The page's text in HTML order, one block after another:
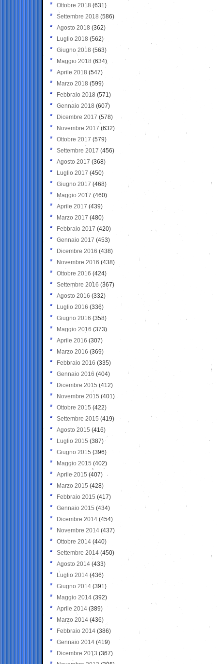
Ottobre 2018 (631)
Settembre 2018 (586)
Agosto 2018 (362)
Luglio 2018 (562)
Giugno 2018 (563)
Maggio 2018 (634)
Aprile 2018 (547)
Marzo 2018 (599)
Febbraio 2018 (571)
Gennaio 2018 (607)
Dicembre 2017 (578)
Novembre 2017 (632)
Ottobre 2017 (579)
Settembre 2017 (456)
Agosto 2017 (368)
Luglio 2017 (450)
Giugno 2017 (468)
Maggio 2017 (460)
Aprile 2017 (439)
Marzo 2017 (480)
Febbraio 2017 (420)
Gennaio 2017 (453)
Dicembre 2016 (438)
Novembre 2016 (438)
Ottobre 2016 (424)
Settembre 2016 (367)
Agosto 2016 (332)
Luglio 2016 (336)
Giugno 2016 (358)
Maggio 2016 (373)
Aprile 2016 (307)
Marzo 2016 (369)
Febbraio 2016 (335)
Gennaio 2016 (404)
Dicembre 2015 (412)
Novembre 2015 (401)
Ottobre 2015 (422)
Settembre 2015 (419)
Agosto 2015 (416)
Luglio 2015 (387)
Giugno 2015 (396)
Maggio 2015 (402)
Aprile 2015 (407)
Marzo 2015 (428)
Febbraio 2015 (417)
Gennaio 2015 (434)
Dicembre 2014 (454)
Novembre 2014 (437)
Ottobre 2014 (440)
Settembre 2014 (450)
Agosto 2014 (433)
Luglio 2014 (436)
Giugno 2014 (391)
Maggio 2014 (392)
Aprile 2014 (389)
Marzo 2014 (436)
Febbraio 2014 (386)
Gennaio 2014 (419)
Dicembre 2013 (367)